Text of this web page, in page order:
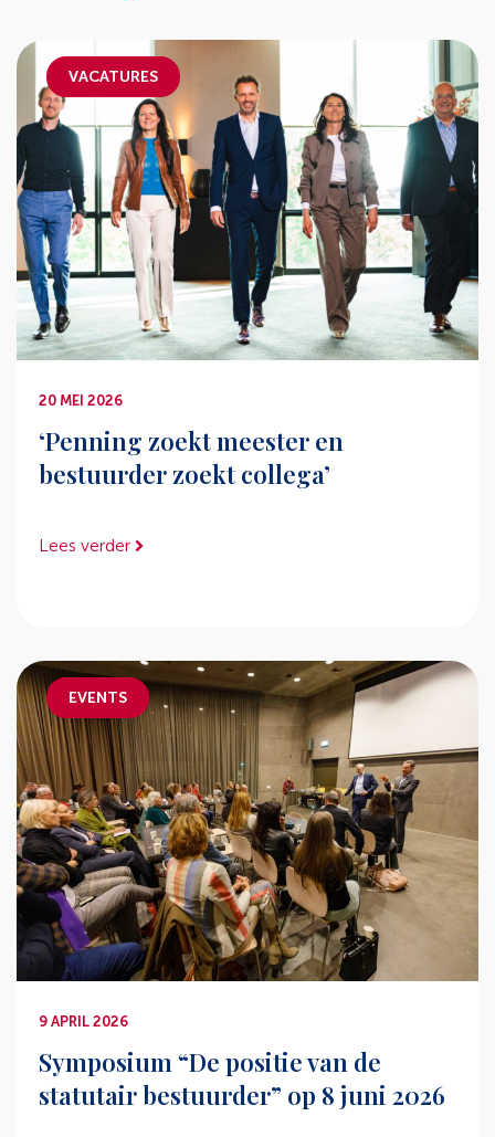
VACATURES
20 MEI 2026
‘Penning zoekt meester en
bestuurder zoekt collega’
Lees verder
EVENTS
9 APRIL 2026
Symposium “De positie van de
statutair bestuurder” op 8 juni 2026